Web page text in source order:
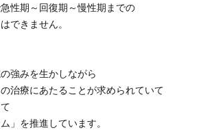
性期～回復期～慢性期までの
できません。
強みを生かしながら
治療にあたることが求められていて
」を推進しています。